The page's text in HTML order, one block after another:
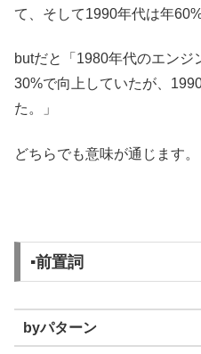
て、そして1990年代は年
butだと「1980年代のエンジ
30%で向上していたが、
た。」
どちらでも意味が通じます。
▪️前置詞
byパターン